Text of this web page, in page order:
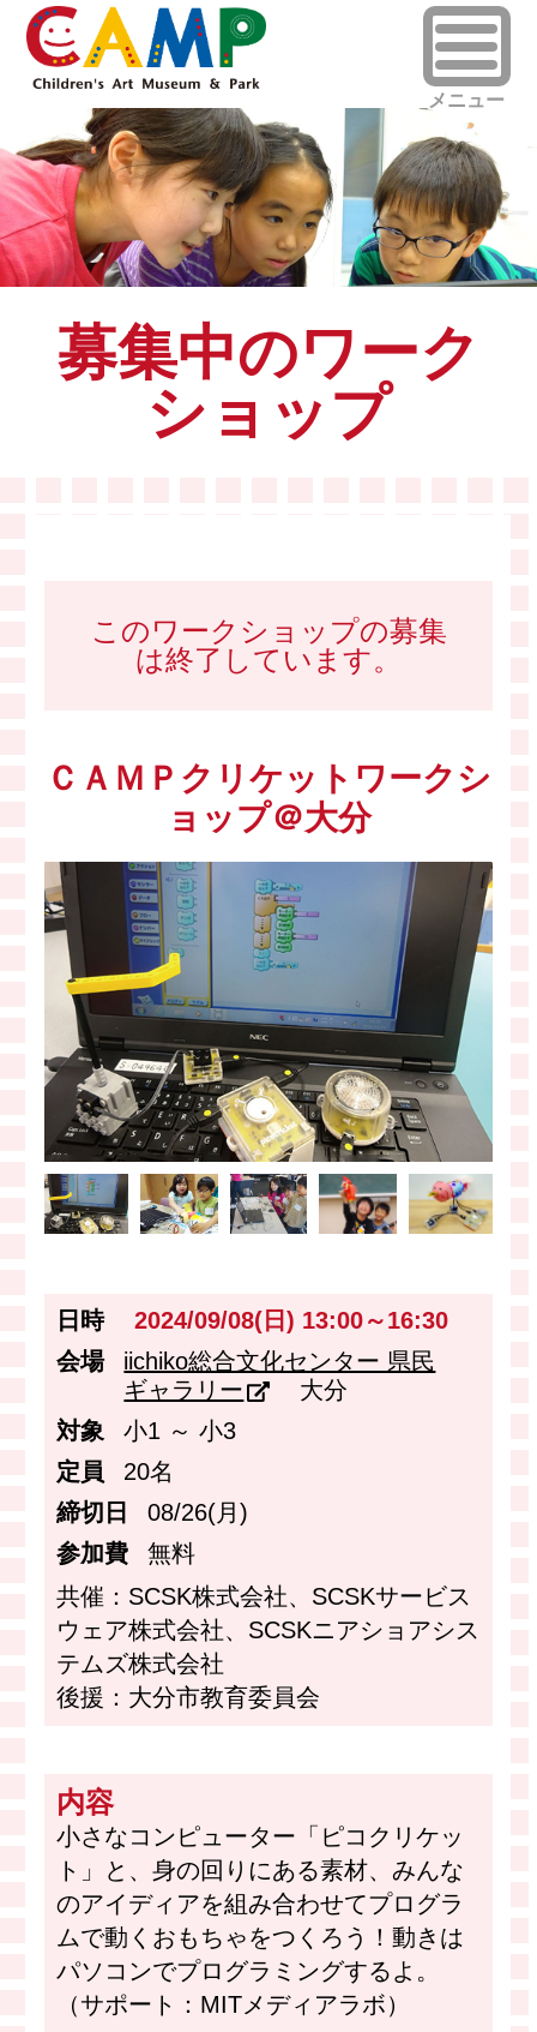
募集中のワーク
ショップ
このワークショップの募集
は終了しています。
ＣＡＭＰクリケットワークシ
ョップ＠大分
日時
2024/09/08(日) 13:00～16:30
会場
iichiko総合文化センター 県民
ギャラリー
大分
対象
小1 ～ 小3
定員
20名
締切日
08/26(月)
参加費
無料
共催：SCSK株式会社、SCSKサービス
ウェア株式会社、SCSKニアショアシス
テムズ株式会社
後援：大分市教育委員会
内容
小さなコンピューター「ピコクリケッ
ト」と、身の回りにある素材、みんな
のアイディアを組み合わせてプログラ
ムで動くおもちゃをつくろう！動きは
パソコンでプログラミングするよ。
（サポート：MITメディアラボ）